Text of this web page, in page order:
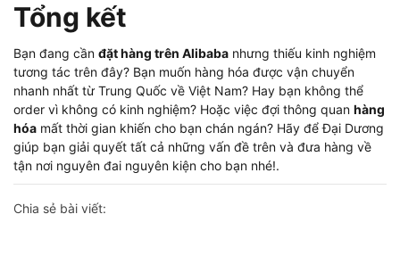
Tổng kết
Bạn đang cần đặt hàng trên Alibaba nhưng thiếu kinh nghiệm
tương tác trên đây? Bạn muốn hàng hóa được vận chuyển
nhanh nhất từ Trung Quốc về Việt Nam? Hay bạn không thể
order vì không có kinh nghiệm? Hoặc việc đợi thông quan hàng
hóa mất thời gian khiến cho bạn chán ngán? Hãy để Đại Dương
giúp bạn giải quyết tất cả những vấn đề trên và đưa hàng về
tận nơi nguyên đai nguyên kiện cho bạn nhé!.
Chia sẻ bài viết: